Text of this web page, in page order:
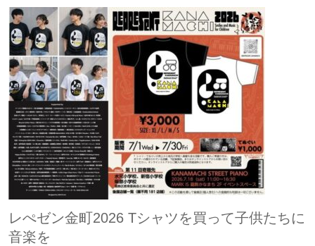
レぺゼン金町2026 Tシャツを買って子供たちに
音楽を